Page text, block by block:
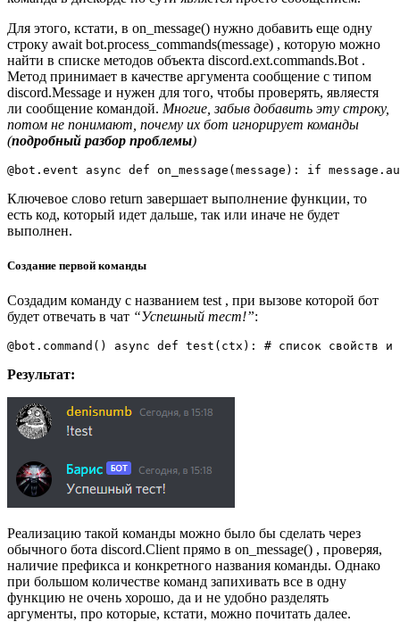
Для этого, кстати, в on_message() нужно добавить еще одну
строку await bot.process_commands(message) , которую можно
найти в списке методов объекта discord.ext.commands.Bot .
Метод принимает в качестве аргумента сообщение с типом
discord.Message и нужен для того, чтобы проверять, являестя
ли сообщение командой. Многие, забыв добавить эту строку,
потом не понимают, почему их бот игнорирует команды
(подробный разбор проблемы)
@bot . event async def on_message (message ): if message .
Ключевое слово return завершает выполнение функции, то
есть код, который идет дальше, так или иначе не будет
выполнен.
Создание первой команды
Создадим команду с названием test , при вызове которой бот
будет отвечать в чат “Успешный тест!”:
@bot . command () async def test ( ctx ): # список свойств и
Результат:
Реализацию такой команды можно было бы сделать через
обычного бота discord.Client прямо в on_message() , проверяя,
наличие префикса и конкретного названия команды. Однако
при большом количестве команд запихивать все в одну
функцию не очень хорошо, да и не удобно разделять
аргументы, про которые, кстати, можно почитать далее.